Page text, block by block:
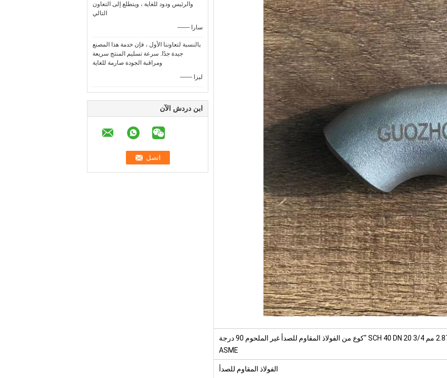
والرئيس ودود للغاية ، ويتطلع إلى التعاون
التالي
—— سارا
بالنسبة لتعاوننا الأول ، فإن خدمة هذا المصنع
جيدة جدًا. سرعة تسليم المنتج سريعة
ومراقبة الجودة صارمة للغاية
—— ليزا
ابن دردش الآن
سمك الجدار 2.87 مم SCH 40 DN 20 3/4 "كوع من الفولاذ المقاوم للصدأ غير الملحوم 90 درجة
ASME
الفولاذ المقاوم للصدأ